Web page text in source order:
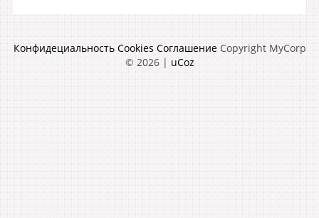
Конфидециальность Cookies Соглашение Copyright MyCorp
© 2026| uCoz